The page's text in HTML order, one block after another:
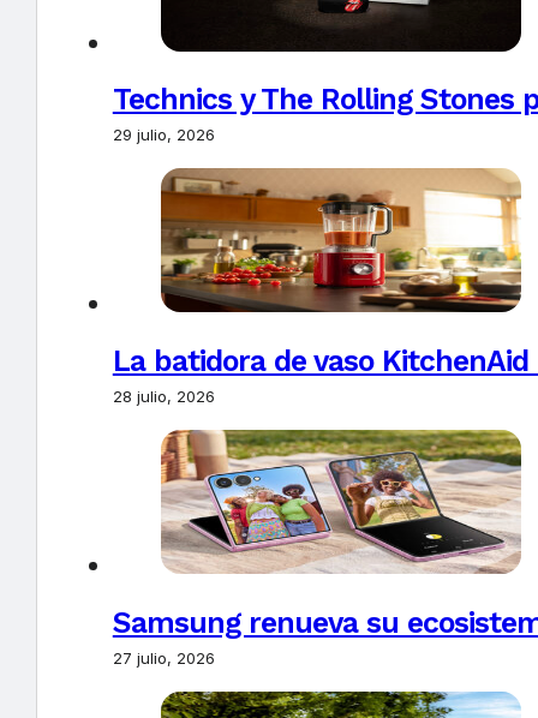
Technics y The Rolling Stones
29 julio, 2026
La batidora de vaso
28 julio, 2026
Samsung renueva su
27 julio, 2026